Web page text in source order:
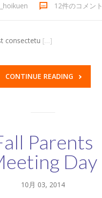
12件のコメント
consectetu […]
CONTINUE READING
Parents
Day
10月 03, 2014